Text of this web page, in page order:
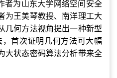
者为山东大学网络空间安全
为王美琴教授、南洋理工大
几何方法视角提出一种新型
首次证明几何方法可大幅
大状态密码算法分析带来全